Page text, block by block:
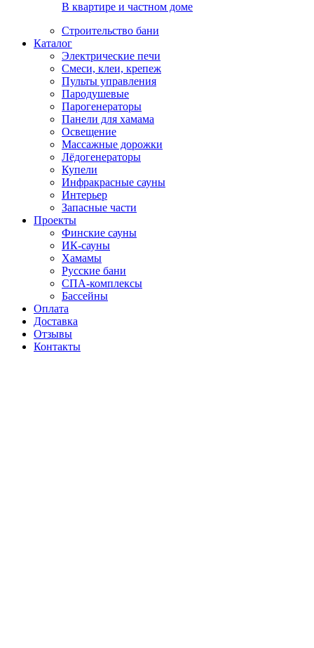
В квартире и частном доме
Строительство бани
Каталог
Электрические печи
Смеси, клеи, крепеж
Пульты управления
Пародушевые
Парогенераторы
Панели для хамама
Освещение
Массажные дорожки
Лёдогенераторы
Купели
Инфракрасные сауны
Интерьер
Запасные части
Проекты
Финские сауны
ИК-сауны
Хамамы
Русские бани
СПА-комплексы
Бассейны
Оплата
Доставка
Отзывы
Контакты